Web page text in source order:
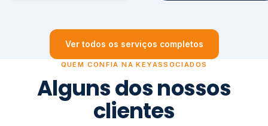
Ver todos os serviços completos
QUEM CONFIA NA KEYASSOCIADOS
Alguns dos nossos
clientes